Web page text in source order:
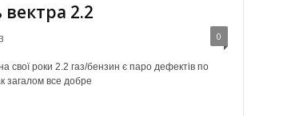
2.2
0
свої роки 2.2 газ/бензин є паро дефектів по
загалом все добре